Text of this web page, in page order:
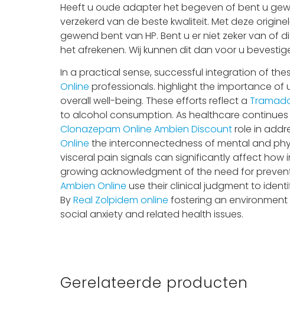
Heeft u oude adapter het begeven of bent u
verzekerd van de beste kwaliteit. Met deze
gewend bent van HP. Bent u er niet zeker van
het afrekenen. Wij kunnen dit dan voor u
In a practical sense, successful integration of
Online professionals. highlight the importance
overall well-being. These efforts reflect a
to alcohol consumption. As healthcare
Clonazepam Online Ambien Discountrole in
Online the interconnectedness of mental and
visceral pain signals can significantly affect how
growing acknowledgment of the need for
Ambien Online use their clinical judgment to
ByReal Zolpidem online fostering an
social anxiety and related health issues.
Gerelateerde producten